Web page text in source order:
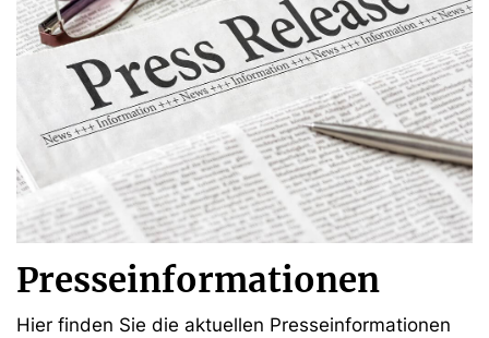
Presseinformationen
Hier finden Sie die aktuellen Presseinformationen